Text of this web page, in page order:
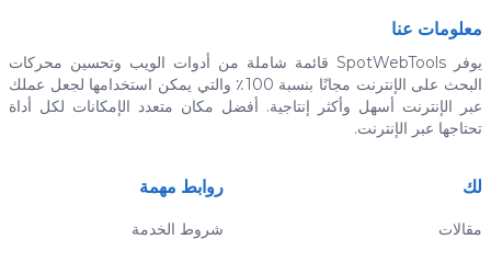
معلومات عنا
يوفر SpotWebTools قائمة شاملة من أدوات الويب وتحسين محركات
البحث على الإنترنت مجانًا بنسبة 100٪ والتي يمكن استخدامها لجعل عملك
عبر الإنترنت أسهل وأكثر إنتاجية. أفضل مكان متعدد الإمكانات لكل أداة
تحتاجها عبر الإنترنت.
لك
مقالات
روابط مهمة
شروط الخدمة